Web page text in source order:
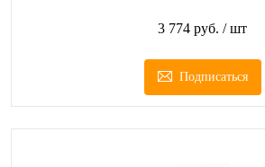
3 774 руб. / шт
Подписаться